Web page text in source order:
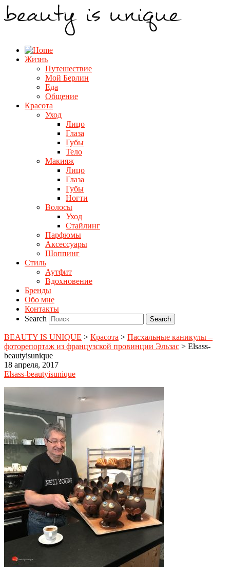
Жизнь
Путешествие
Мой Берлин
Еда
Общение
Красота
Уход
Лицо
Глаза
Губы
Тело
Макияж
Лицо
Глаза
Губы
Ногти
Волосы
Уход
Стайлинг
Парфюмы
Аксессуары
Шоппинг
Стиль
Аутфит
Вдохновение
Бренды
Обо мне
Контакты
Search
BEAUTY IS UNIQUE > Красота > Пасхальные каникулы –
фоторепортаж из французской провинции Эльзас > Elsass-
beautyisunique
18 апреля, 2017
Elsass-beautyisunique